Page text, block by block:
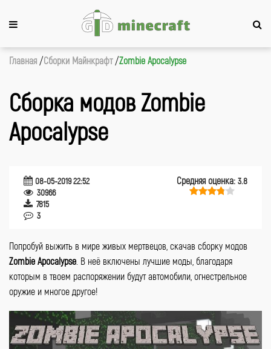
Главная Сборки Майнкрафт Zombie Apocalypse
Сборка модов Zombie
Apocalypse
08-05-2019 22:52
30966
7815
3
Средняя оценка: 3.8
Попробуй выжить в мире живых мертвецов, скачав сборку модов
Zombie Apocalypse . В неё включены лучшие моды, благодаря
которым в твоем распоряжении будут автомобили, огнестрельное
оружие и многое другое!